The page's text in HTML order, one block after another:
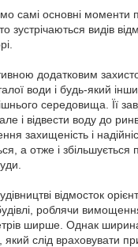
самі основні моменти
зустрічаються видів
додатковим
води і будь-який
середовища. Її
і відвести воду до
захищеність і
а отже і збільшується
відмосток
роблячи
ширше. Однак
слід враховувати